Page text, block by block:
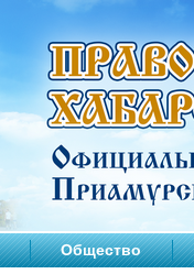
Общество